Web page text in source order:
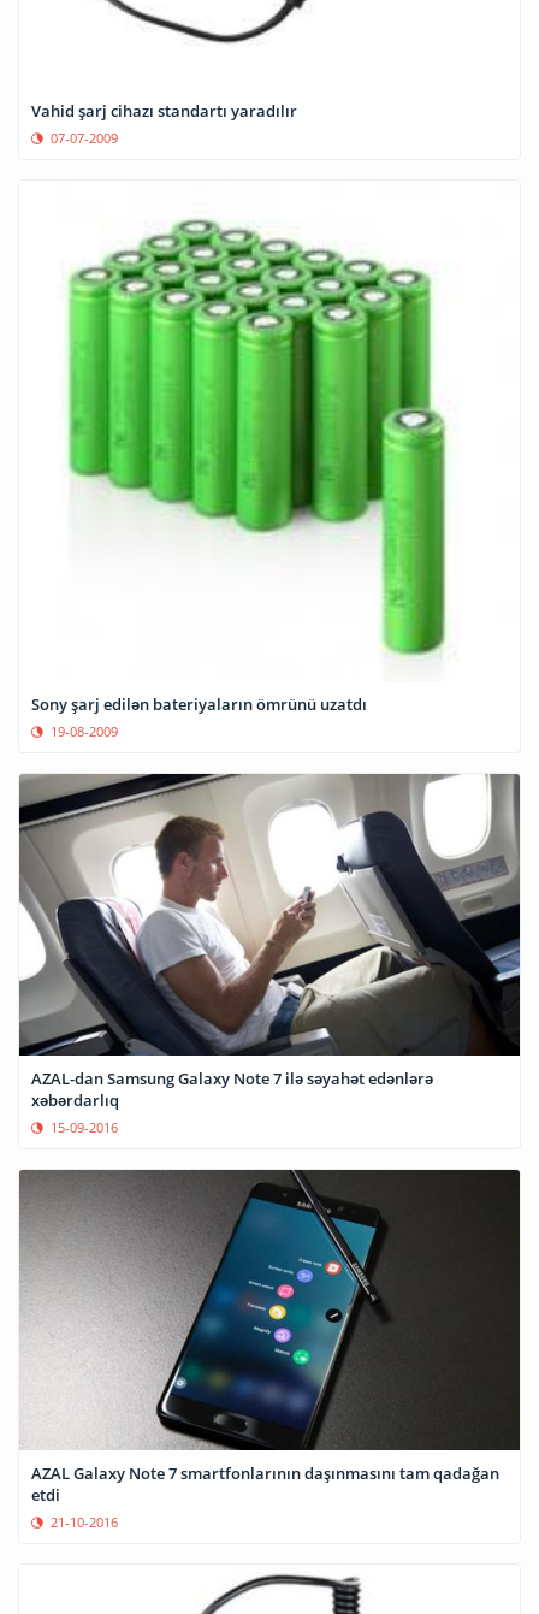
Vahid şarj cihazı standartı yaradılır
07-07-2009
Sony şarj edilən bateriyaların ömrünü uzatdı
19-08-2009
AZAL-dan Samsung Galaxy Note 7 ilə səyahət edənlərə
xəbərdarlıq
15-09-2016
AZAL Galaxy Note 7 smartfonlarının daşınmasını tam qadağan
etdi
21-10-2016